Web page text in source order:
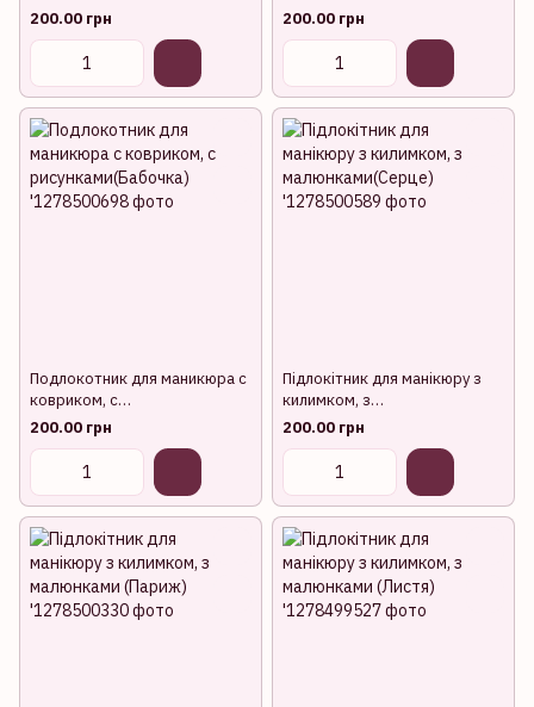
(Орхідея)
200.00 грн
(Різдво)
200.00 грн
Подлокотник для маникюра с
ковриком, с
рисунками(Бабочка)
200.00 грн
Підлокітник для манікюру з
килимком, з
малюнками(Серце)
200.00 грн